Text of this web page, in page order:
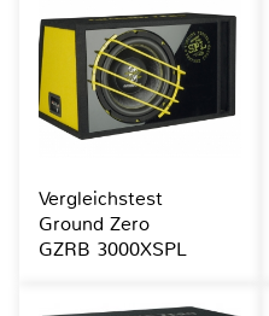
Vergleichstest
Ground Zero
GZRB 3000XSPL